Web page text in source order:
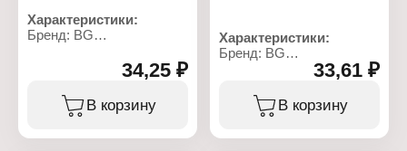
Характеристики:
Бренд: BG
Тип товара: Блокнот
Назначение: для
конференции
Формат: А6
Цвет обложки: зеленый
34,25 ₽
В корзину
Характеристики:
Бренд: BG
Тип товара: Блокнот
Назначение: для
конференции
33,61 ₽
В корзину